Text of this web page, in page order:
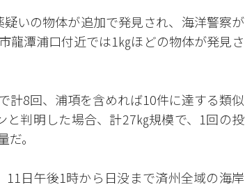
いの物体が追加で発見され、海洋警察が
龍潭浦口付近では1㎏ほどの物体が発見さ
計8回、浦項を含めれば10件に達する類似
判明した場合、計27㎏規模で、1回の投
。
日午後1時から日没まで済州全域の海岸